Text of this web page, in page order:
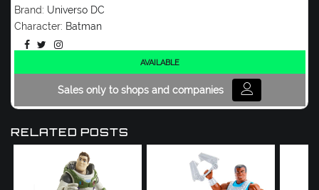
Brand: Universo DC
Character: Batman
AVAILABLE
Sales only to shops and companies
RELATED POSTS